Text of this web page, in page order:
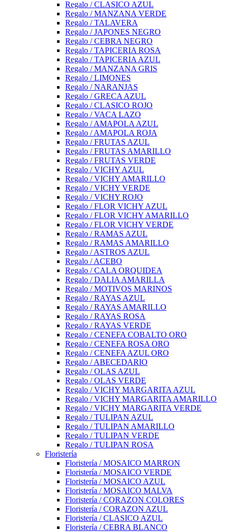
Regalo / CLASICO AZUL
Regalo / MANZANA VERDE
Regalo / TALAVERA
Regalo / JAPONES NEGRO
Regalo / CEBRA NEGRO
Regalo / TAPICERIA ROSA
Regalo / TAPICERIA AZUL
Regalo / MANZANA GRIS
Regalo / LIMONES
Regalo / NARANJAS
Regalo / GRECA AZUL
Regalo / CLASICO ROJO
Regalo / VACA LAZO
Regalo / AMAPOLA AZUL
Regalo / AMAPOLA ROJA
Regalo / FRUTAS AZUL
Regalo / FRUTAS AMARILLO
Regalo / FRUTAS VERDE
Regalo / VICHY AZUL
Regalo / VICHY AMARILLO
Regalo / VICHY VERDE
Regalo / VICHY ROJO
Regalo / FLOR VICHY AZUL
Regalo / FLOR VICHY AMARILLO
Regalo / FLOR VICHY VERDE
Regalo / RAMAS AZUL
Regalo / RAMAS AMARILLO
Regalo / ASTROS AZUL
Regalo / ACEBO
Regalo / CALA ORQUIDEA
Regalo / DALIA AMARILLA
Regalo / MOTIVOS MARINOS
Regalo / RAYAS AZUL
Regalo / RAYAS AMARILLO
Regalo / RAYAS ROSA
Regalo / RAYAS VERDE
Regalo / CENEFA COBALTO ORO
Regalo / CENEFA ROSA ORO
Regalo / CENEFA AZUL ORO
Regalo / ABECEDARIO
Regalo / OLAS AZUL
Regalo / OLAS VERDE
Regalo / VICHY MARGARITA AZUL
Regalo / VICHY MARGARITA AMARILLO
Regalo / VICHY MARGARITA VERDE
Regalo / TULIPAN AZUL
Regalo / TULIPAN AMARILLO
Regalo / TULIPAN VERDE
Regalo / TULIPAN ROSA
Floristería
Floristería / MOSAICO MARRON
Floristería / MOSAICO VERDE
Floristería / MOSAICO AZUL
Floristería / MOSAICO MALVA
Floristería / CORAZON COLORES
Floristería / CORAZON AZUL
Floristería / CLASICO AZUL
Floristería / CEBRA BLANCO